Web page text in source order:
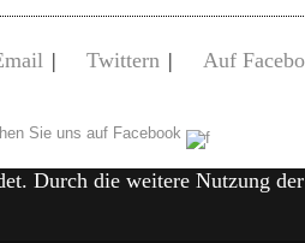
| Twittern | Auf
Sie uns auf Facebook
Durch die weitere Nutzung